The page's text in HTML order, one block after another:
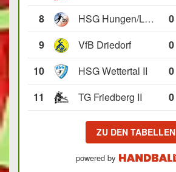
8
HSG Hungen/Lich II 0
9
VfB Driedorf 0
10
HSG Wettertal II 0
11
TG Friedberg II 0
ZU DEN TABELLEN
powered by